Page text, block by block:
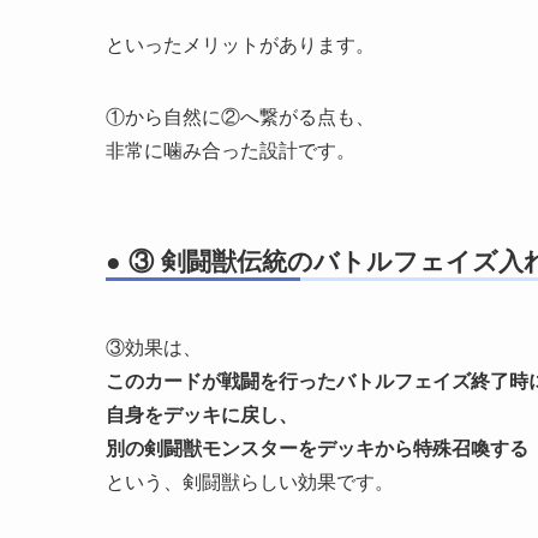
といったメリットがあります。
①から自然に②へ繋がる点も、
非常に噛み合った設計です。
● ③ 剣闘獣伝統のバトルフェイズ入
③効果は、
このカードが戦闘を行ったバトルフェイズ終了時
自身をデッキに戻し、
別の剣闘獣モンスターをデッキから特殊召喚する
という、剣闘獣らしい効果です。